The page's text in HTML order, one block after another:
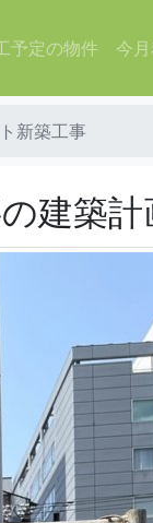
予定の物件 今
新築工事
建築計